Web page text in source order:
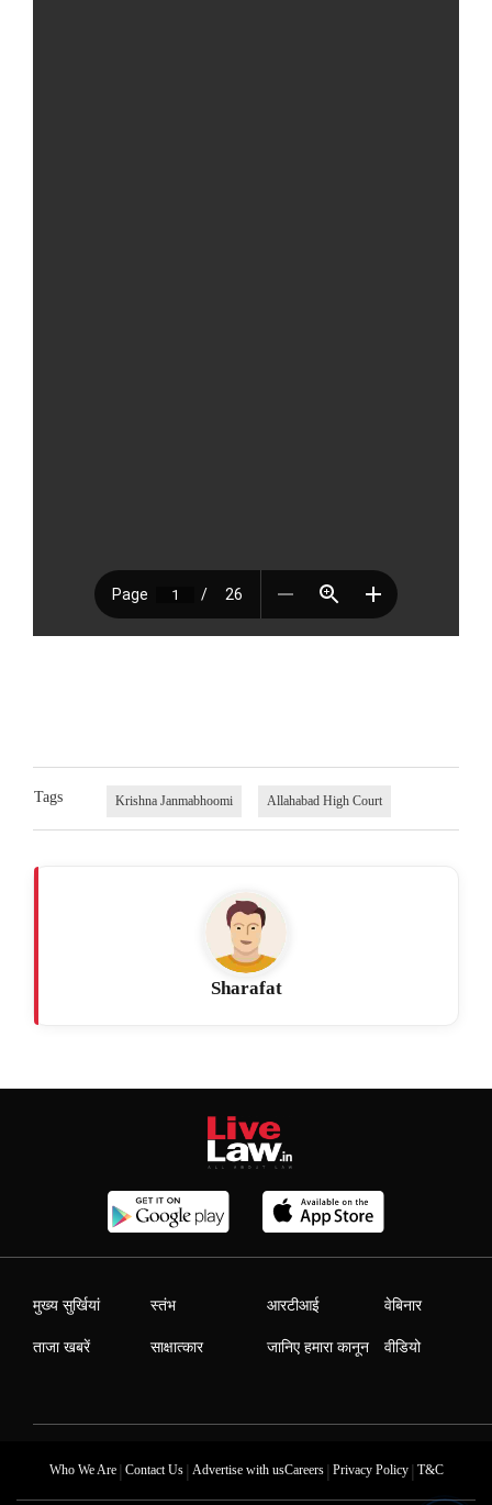
Tags Krishna Janmabhoomi Allahabad High Court
Sharafat
मुख्य सुर्खियां
ताजा खबरें
स्तंभ
साक्षात्कार
आरटीआई
जानिए हमारा कानून
वेबिनार
वीडियो
Who We Are| Contact Us| Advertise with usCareers| Privacy Policy| T&C